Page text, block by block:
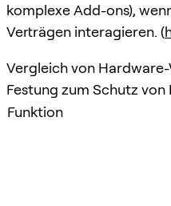
komplexe Add-ons),
Verträgen interagieren. (
Vergleich von
Festung zum Schutz
Funktion